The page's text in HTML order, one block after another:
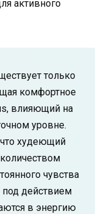
активного
только
комфортное
влияющий на
уровне.
что худеющий
чувства
под действием
в энергию